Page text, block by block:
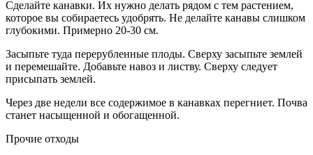
Сделайте канавки. Их нужно делать рядом с тем растением,
которое вы собираетесь удобрять. Не делайте канавы слишком
глубокими. Примерно 20-30 см.
Засыпьте туда перерубленные плоды. Сверху засыпьте землей
и перемешайте. Добавьте навоз и листву. Сверху следует
присыпать землей.
Через две недели все содержимое в канавках перегниет. Почва
станет насыщенной и обогащенной.
Прочие отходы